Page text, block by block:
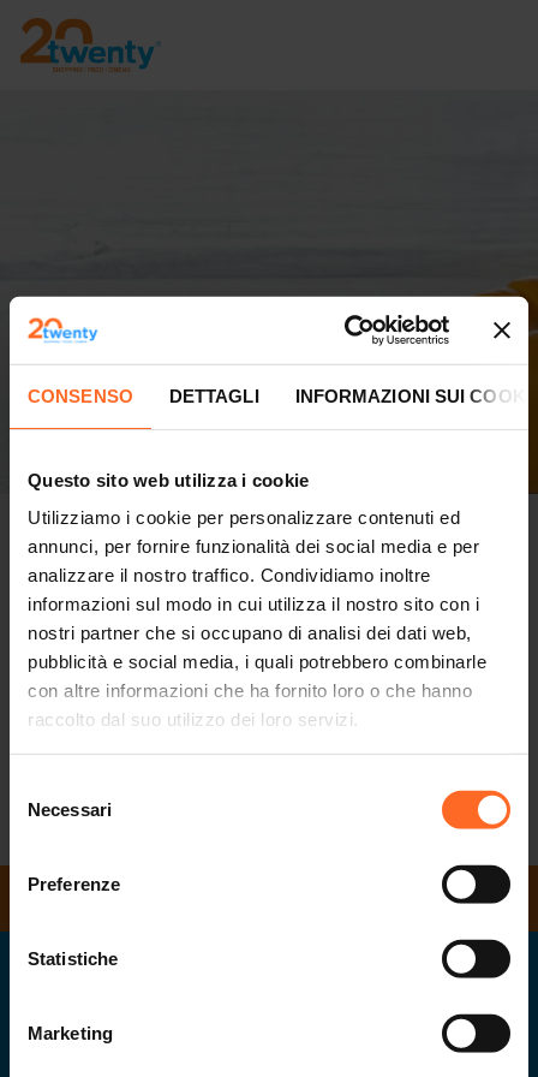
CONSENSO DETTAGLI INFORMAZIONI SUI
Questo sito web utilizza i cookie
Utilizziamo i cookie per personalizzare contenuti ed
annunci, per fornire funzionalità dei social media e per
analizzare il nostro traffico. Condividiamo inoltre
informazioni sul modo in cui utilizza il nostro sito con i
nostri partner che si occupano di analisi dei dati web,
pubblicità e social media, i quali potrebbero combinarle
con altre informazioni che ha fornito loro o che hanno
raccolto dal suo utilizzo dei loro servizi.
delNecessari
Preferenze
Statistiche
Marketing
Il 1° novembre siamo aperti
Con i seguenti orari:
SHOPS 10:00 - 19:30
EUROSPAR 09:00 - 19:30
BARS 09:00 - 19:30
RESTAURANTS 11:00 - 22:00
CINEMA 14:00 - 23:30
KUNI KIDS PARK 10:00 - 19:00